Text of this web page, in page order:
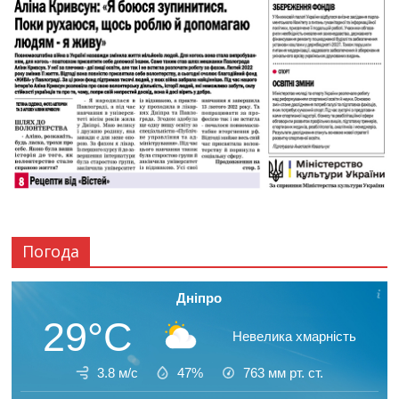
Погода
Дніпро
29°C Невелика хмарність
3.8 м/с 47% 763 мм рт. ст.